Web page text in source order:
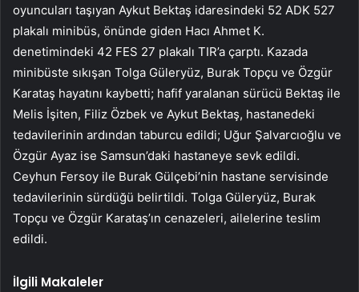
oyuncuları taşıyan Aykut Bektaş idaresindeki 52 ADK 527
plakalı minibüs, önünde giden Hacı Ahmet K.
denetimindeki 42 FES 27 plakalı TIR’a çarptı. Kazada
minibüste sıkışan Tolga Güleryüz, Burak Topçu ve Özgür
Karataş hayatını kaybetti; hafif yaralanan sürücü Bektaş ile
Melis İşiten, Filiz Özbek ve Aykut Bektaş, hastanedeki
tedavilerinin ardından taburcu edildi; Uğur Şalvarcıoğlu ve
Özgür Ayaz ise Samsun’daki hastaneye sevk edildi.
Ceyhun Fersoy ile Burak Gülçebi’nin hastane servisinde
tedavilerinin sürdüğü belirtildi. Tolga Güleryüz, Burak
Topçu ve Özgür Karataş’ın cenazeleri, ailelerine teslim
edildi.
İlgili Makaleler